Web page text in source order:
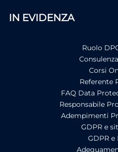
IN EVIDENZA
Ruolo
Corsi
Referente
FAQ Data
Responsabile
Adempimenti
GDPR e
GDPR e